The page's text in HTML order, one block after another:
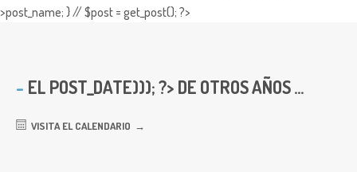
>post_name; } // $post = get_post(); ?>
EL POST_DATE))); ?> DE OTROS AÑOS ...
VISITA EL CALENDARIO